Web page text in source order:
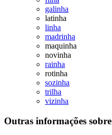
galinha
latinha
linha
madrinha
maquinha
novinha
rainha
rotinha
sozinha
trilha
vizinha
Outras informações sobre